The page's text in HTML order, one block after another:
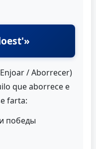
/ Aborrecer)
que aborrece e
farta:
победы